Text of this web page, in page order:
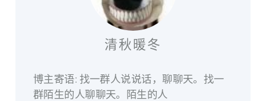
清秋暖冬
博主寄语: 找一群人说说话，聊聊天。找一
群陌生的人聊聊天。陌生的人